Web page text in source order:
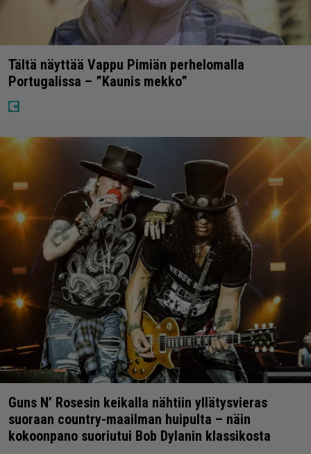
Tältä näyttää Vappu Pimiän perhelomalla
Portugalissa – ”Kaunis mekko”
Guns N’ Rosesin keikalla nähtiin yllätysvieras
suoraan country-maailman huipulta – näin
kokoonpano suoriutui Bob Dylanin klassikosta